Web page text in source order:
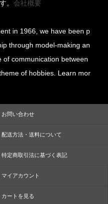
。会社概要
in 1966, we have been p
through model-making an
communication between
of hobbies. Learn mor
お問い合わせ
配送方法・送料について
特定商取引法に基づく表記
マイアカウント
カートを見る